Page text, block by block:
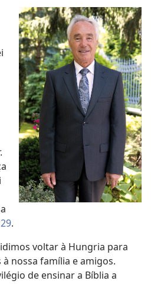
.
voltar à Hungria para
nossa família e amigos.
de ensinar a Bíblia a